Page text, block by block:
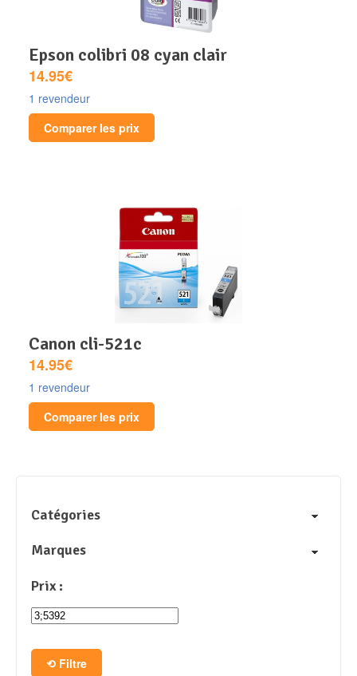
epson colibri 08 cyan clair
14.95€
1 revendeur
Comparer les prix
canon cli-521c
14.95€
1 revendeur
Comparer les prix
Catégories
Marques
Prix :
Filtre